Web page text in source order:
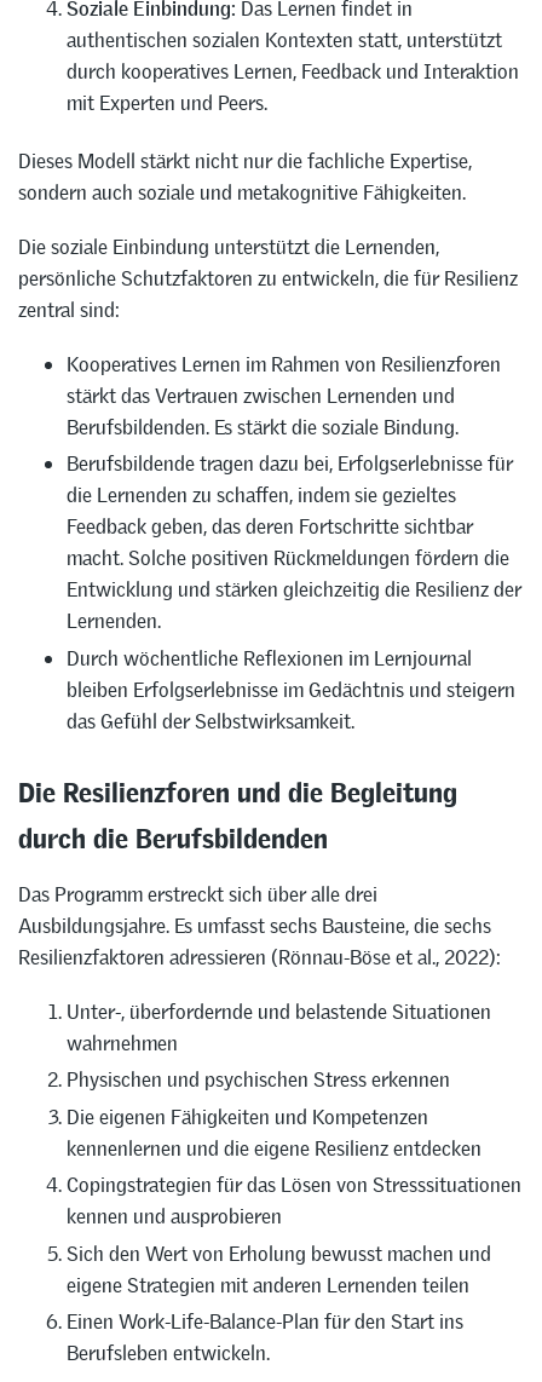
Soziale Einbindung: Das Lernen findet in
authentischen sozialen Kontexten statt, unterstützt
durch kooperatives Lernen, Feedback und Interaktion
mit Experten und Peers.
Dieses Modell stärkt nicht nur die fachliche Expertise,
sondern auch soziale und metakognitive Fähigkeiten.
Die soziale Einbindung unterstützt die Lernenden,
persönliche Schutzfaktoren zu entwickeln, die für Resilienz
zentral sind:
Kooperatives Lernen im Rahmen von Resilienzforen
stärkt das Vertrauen zwischen Lernenden und
Berufsbildenden. Es stärkt die soziale Bindung.
Berufsbildende tragen dazu bei, Erfolgserlebnisse für
die Lernenden zu schaffen, indem sie gezieltes
Feedback geben, das deren Fortschritte sichtbar
macht. Solche positiven Rückmeldungen fördern die
Entwicklung und stärken gleichzeitig die Resilienz der
Lernenden.
Durch wöchentliche Reflexionen im Lernjournal
bleiben Erfolgserlebnisse im Gedächtnis und steigern
das Gefühl der Selbstwirksamkeit.
Die Resilienzforen und die Begleitung
durch die Berufsbildenden
Das Programm erstreckt sich über alle drei
Ausbildungsjahre. Es umfasst sechs Bausteine, die sechs
Resilienzfaktoren adressieren (Rönnau-Böse et al., 2022):
Unter-, überfordernde und belastende Situationen
wahrnehmen
Physischen und psychischen Stress erkennen
Die eigenen Fähigkeiten und Kompetenzen
kennenlernen und die eigene Resilienz entdecken
Copingstrategien für das Lösen von Stresssituationen
kennen und ausprobieren
Sich den Wert von Erholung bewusst machen und
eigene Strategien mit anderen Lernenden teilen
Einen Work-Life-Balance-Plan für den Start ins
Berufsleben entwickeln.